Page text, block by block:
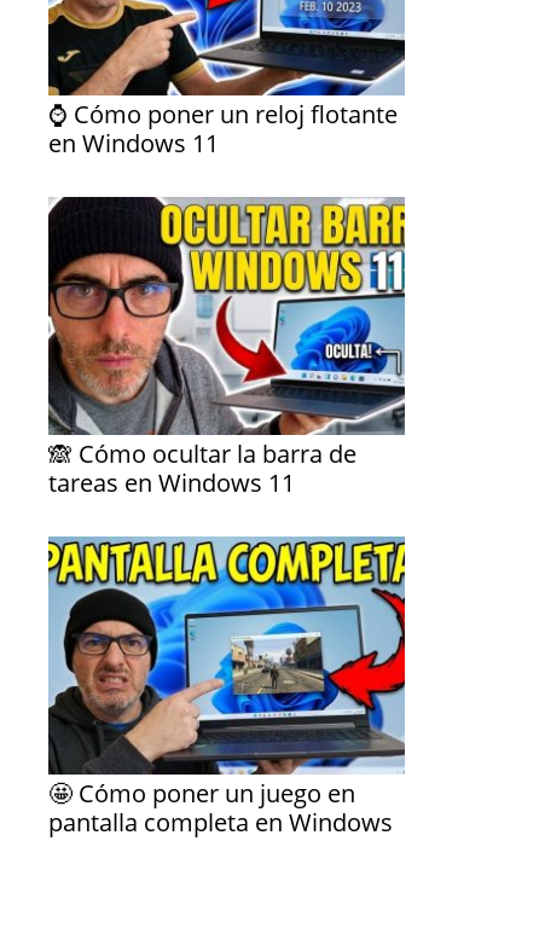
⌚ Cómo poner un reloj flotante
en Windows 11
🙈 Cómo ocultar la barra de
tareas en Windows 11
🤩 Cómo poner un juego en
pantalla completa en Windows